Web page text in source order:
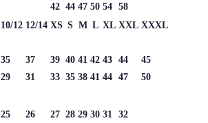
42 44 47 50 54 58
10/12 12/14 XS S M L XL XXL XXXL
35 37 39 40 41 42 43 44
45
29 31 33 35 38 41 44 47
50
25 26 27 28 29 30 31
32